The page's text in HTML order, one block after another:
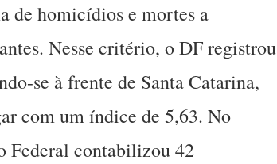
de homicídios e mortes a
Nesse critério, o DF registrou
se à frente de Santa Catarina,
com um índice de 5,63. No
contabilizou 42